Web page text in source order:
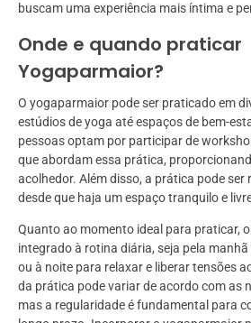
buscam uma experiência mais íntima e
Onde e quando praticar
Yogaparmaior?
O yogaparmaior pode ser praticado em
estúdios de yoga até espaços de bem-
pessoas optam por participar de
que abordam essa prática,
acolhedor. Além disso, a prática pode ser
desde que haja um espaço tranquilo e
Quanto ao momento ideal para praticar,
integrado à rotina diária, seja pela
ou à noite para relaxar e liberar tensões
da prática pode variar de acordo com as
mas a regularidade é fundamental para